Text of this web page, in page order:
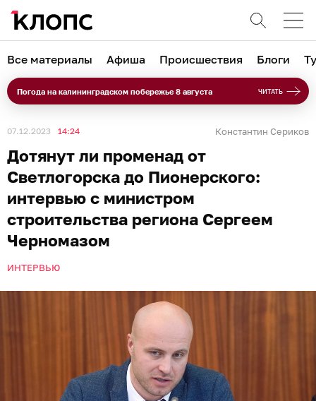
Все материалы Афиша Происшествия Блоги
Погода на калининградском побережье 8 августа ЧИТАТЬ
07.12.2023 14:24 Константин Сериков
Дотянут ли променад от
Светлогорска до Пионерского:
интервью с министром
строительства региона Сергеем
Черномазом
ИНТЕРВЬЮ